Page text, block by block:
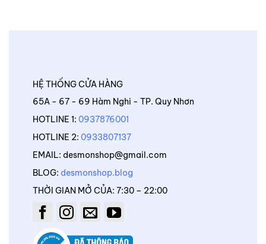
HỆ THỐNG CỬA HÀNG
65A - 67 - 69 Hàm Nghi - TP. Quy Nhơn
HOTLINE 1: 0937876001
HOTLINE 2: 0933807137
EMAIL: desmonshop@gmail.com
BLOG: desmonshop.blog
THỜI GIAN MỞ CỦA: 7:30 – 22:00